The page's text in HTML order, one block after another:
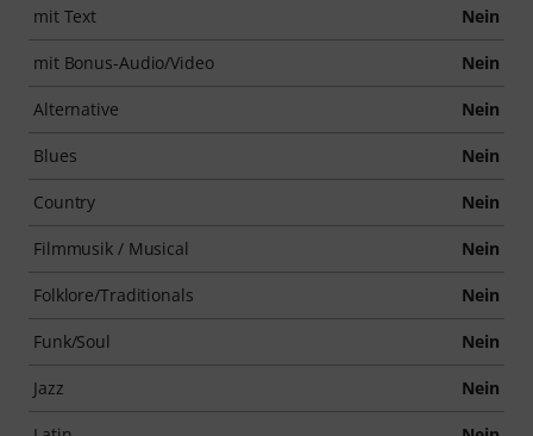
mit Text Nein
mit Bonus-Audio/Video Nein
Alternative Nein
Blues Nein
Country Nein
Filmmusik / Musical Nein
Folklore/Traditionals Nein
Funk/Soul Nein
Jazz Nein